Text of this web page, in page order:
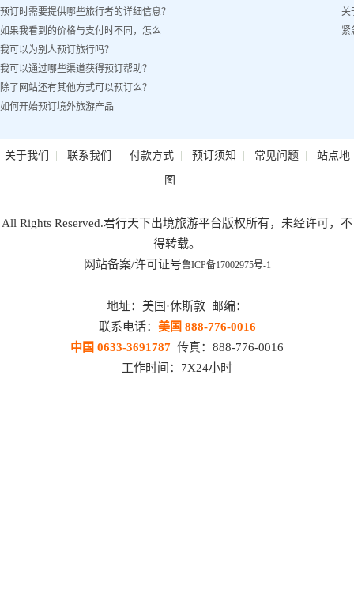
预订时需要提供哪些旅行者的详细信息？
如果我看到的价格与支付时不同，怎么
办？
我可以为别人预订旅行吗？
我可以通过哪些渠道获得预订帮助？
除了网站还有其他方式可以预订么？
如何开始预订境外旅游产品
关
紧
关于我们 | 联系我们 | 付款方式| 预订须知 | 常见问题| 站点地
图 |
All Rights Reserved.君行天下出境旅游平台版权所有，未经许可，不
得转载。
网站备案/许可证号鲁ICP备17002975号-1
地址：美国·休斯敦 邮编：
联系电话： 美国 888-776-0016
中国 0633-3691787 传真：888-776-0016
工作时间：7X24小时